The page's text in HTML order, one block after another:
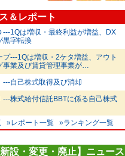
＆レポート
---1Qは増収・最終利益が増益、DX
黒字転換
プ---1Qは増収・2ケタ増益、アウト
事業及び賃貸管理事業が…
---自己株式取得及び消却
---株式給付信託BBTに係る自己株式
»レポート一覧 »ランキング一覧
設・変更・廃止】ニュース